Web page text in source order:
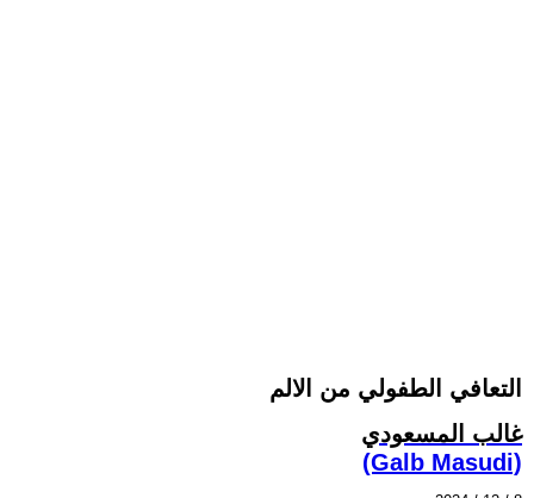
التعافي الطفولي من الالم
غالب المسعودي
(Galb Masudi)